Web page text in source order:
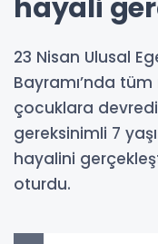
hayali
23 Nisan Ulusal
Bayramı’nda
çocuklara
gereksinimli 7
hayalini
oturdu.